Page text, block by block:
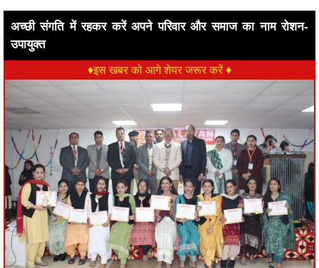
अच्छी संगति में रहकर करें अपने परिवार और समाज का नाम रोशन-
उपायुक्त
♦इस खबर को आगे शेयर जरूर करें ♦